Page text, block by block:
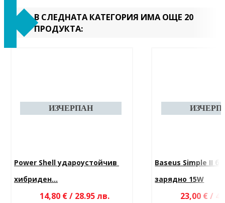
В СЛЕДНАТА КАТЕГОРИЯ ИМА ОЩЕ 20
ПРОДУКТА:
Power Shell удароустойчив
хибриден...
14,80 € / 28.95 лв.
Baseus Simple II
зарядно 15W
23,00 € /